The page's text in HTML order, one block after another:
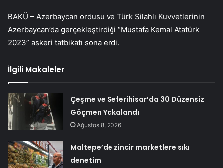
BAKÜ – Azerbaycan ordusu ve Türk Silahlı Kuvvetlerinin
Azerbaycan’da gerçekleştirdiği “Mustafa Kemal Atatürk
2023” askeri tatbikatı sona erdi.
İlgili Makaleler
Çeşme ve Seferihisar’da 30 Düzensiz
Göçmen Yakalandı
Ağustos 8, 2026
Maltepe’de zincir marketlere sıkı
denetim